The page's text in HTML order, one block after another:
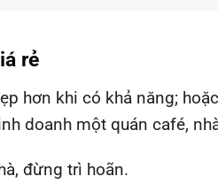
rẻ
hơn khi có khả năng;
doanh một quán café,
đừng trì hoãn.